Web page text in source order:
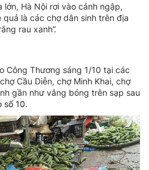
lớn, Hà Nội rơi vào cảnh ngập,
là các chợ dân sinh trên địa
rau xanh”.
Công Thương sáng 1/10 tại các
Cầu Diễn, chợ Minh Khai, chợ
gần như vắng bóng trên sạp sau
số 10.